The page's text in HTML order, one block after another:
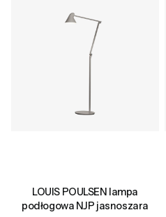
LOUIS POULSEN lampa
podłogowa NJP jasnoszara